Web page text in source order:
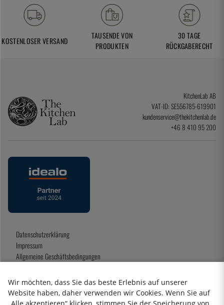
KOSTENLOSER VERSAND
TAUSENDE VON
PRODUKTEN
30 TAGE
RÜCKGABERECHT
KitchenLab AB
VAT-ID: SE556785-619901
kundenservice@thekitchenlab.de
+46 8 410 95 200
Datenschutzerklärung
Impressum
Allgemeine Geschäftsbedingungen
Wir möchten, dass Sie das beste Erlebnis auf unserer
Website haben, daher verwenden wir Cookies. Wenn Sie auf